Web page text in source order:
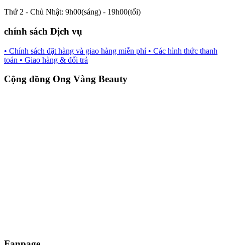
Thứ 2 - Chủ Nhật: 9h00(sáng) - 19h00(tối)
chính sách Dịch vụ
• Chính sách đặt hàng và giao hàng miễn phí • Các hình thức thanh
toán • Giao hàng & đổi trả
Cộng đồng Ong Vàng Beauty